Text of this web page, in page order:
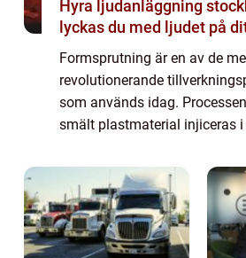
Hyra ljudanläggning
lyckas du med ljudet på
Formsprutning är en av de
revolutionerande
som används idag.
smält plastmaterial injiceras i
komponent. Den här tek...